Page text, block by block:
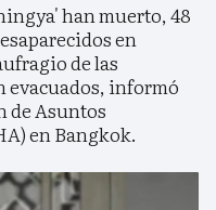
han muerto, 48
en
de las
evacuados, informó
de Asuntos
en Bangkok.